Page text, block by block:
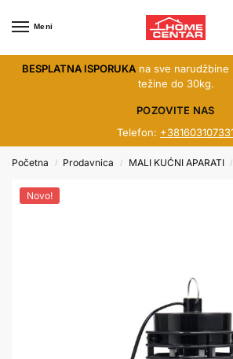
Meni
BESPLATNA ISPORUKAna sve narudžbine
težine do 30kg.
POZOVITE NAS
Telefon:
Početna / Prodavnica / MALI KUĆNI APARATI /
Novo!